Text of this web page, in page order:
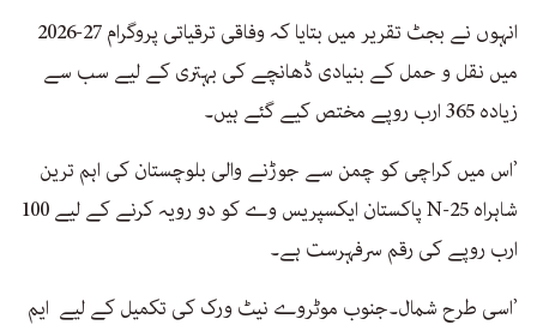
انہوں نے بجٹ تقریر میں بتایا کہ وفاقی ترقیاتی پروگرام 27-2026
میں نقل و حمل کے بنیادی ڈھانچے کی بہتری کے لیے سب سے
زیادہ 365 ارب روپے مختص کیے گئے ہیں۔
’اس میں کراچی کو چمن سے جوڑنے والی بلوچستان کی اہم ترین
شاہراہ N-25 پاکستان ایکسپریس وے کو دو رویہ کرنے کے لیے 100
ارب روپے کی رقم سرفہرست ہے۔
’اسی طرح شمال۔جنوب موٹروے نیٹ ورک کی تکمیل کے لیے ایم